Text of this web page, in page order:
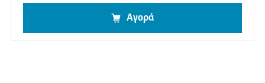
Αγορά